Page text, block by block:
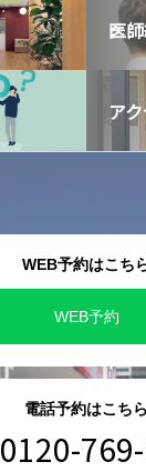
医
ア
WEB予約はこち
WEB予約
電話予約はこちら
0120-